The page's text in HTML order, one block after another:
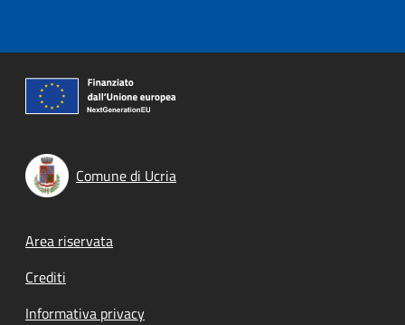
Comune di Ucria
Footer menu
Area riservata
Crediti
Informativa privacy